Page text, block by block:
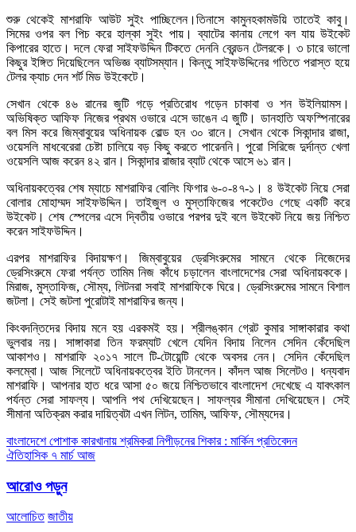
শুরু থেকেই মাশরাফি আউট সুইং পাচ্ছিলেন।তিনাসে কামুনহকামউয়ি তাতেই কাবু।
সিমের ওপর বল পিচ করে হাল্কা সুইং পায়। ব্যাটের কানায় লেগে বল যায় উইকেট
কিপারের হাতে। দলে ফেরা সাইফউদ্দিন টিকতে দেননি ব্রেন্ডন টেলরকে। ৩ চারে ভালো
কিছুর ইঙ্গিত দিয়েছিলেন অভিজ্ঞ ব্যাটসম্যান। কিন্তু সাইফউদ্দিনের গতিতে পরাস্ত হয়ে
টেলর ক্যাচ দেন শর্ট মিড উইকেটে।
সেখান থেকে ৪৬ রানের জুটি গড়ে প্রতিরোধ গড়েন চাকাবা ও শন উইলিয়ামস।
অভিষিক্ত আফিফ নিজের প্রথম ওভারে এসে ভাঙেন এ জুটি। ডানহাতি অফস্পিনারের
বল মিস করে জিম্বাবুয়ের অধিনায়ক বোল্ড হন ৩০ রানে। সেখান থেকে সিকান্দার রাজা,
ওয়েসলি মাধবেরেরা চেষ্টা চালিয়ে বড় কিছু করতে পারেননি। পুরো সিরিজে দুর্দান্ত খেলা
ওয়েসলি আজ করেন ৪২ রান। সিকান্দার রাজার ব্যাট থেকে আসে ৬১ রান।
অধিনায়কত্বের শেষ ম্যাচে মাশরাফির বোলিং ফিগার ৬-০-৪৭-১। ৪ উইকেট নিয়ে সেরা
বোলার মোহাম্মদ সাইফউদ্দিন। তাইজুল ও মুস্তাফিজের পকেটেও গেছে একটি করে
উইকেট। শেষ স্পেলের এসে দ্বিতীয় ওভারে পরপর দুই বলে উইকেট নিয়ে জয় নিশ্চিত
করেন সাইফউদ্দিন।
এরপর মাশরাফির বিদায়ক্ষণ। জিম্বাবুয়ের ড্রেসিংরুমের সামনে থেকে নিজেদের
ড্রেসিংরুমে ফেরা পর্যন্ত তামিম নিজ কাঁধে চড়ালেন বাংলাদেশের সেরা অধিনায়ককে।
মিরাজ, মুস্তাফিজ, সৌম্য, লিটনরা সবাই মাশরাফিকে ঘিরে। ড্রেসিংরুমের সামনে বিশাল
জটলা। সেই জটলা পুরোটাই মাশরাফির জন্য।
কিংবদন্তিদের বিদায় মনে হয় এরকমই হয়। শ্রীলঙ্কান গ্রেট কুমার সাঙ্গাকারার কথা
ভুলবার নয়। সাঙ্গাকারা তিন ফরম্যাট খেলে যেদিন বিদায় নিলেন সেদিন কেঁদেছিল
আকাশও। মাশরাফি ২০১৭ সালে টি-টোয়েন্টি থেকে অবসর নেন। সেদিন কেঁদেছিল
কলম্বো। আজ সিলেটে অধিনায়কত্বের ইতি টানলেন। কাঁদল আজ সিলেটও। ধন্যবাদ
মাশরাফি। আপনার হাত ধরে আসা ৫০ জয়ে নিশ্চিতভাবে বাংলাদেশ দেখেছে এ যাবৎকাল
পর্যন্ত সেরা সাফল্য। আপনি পথ দেখিয়েছেন। সাফল্যর সীমানা দেখিয়েছেন। সেই
সীমানা অতিক্রম করার দায়িত্বটা এখন লিটন, তামিম, আফিফ, সৌম্যদের।
Post
navigation
বাংলাদেশে পোশাক কারখানায় শ্রমিকরা নিপীড়নের শিকার : মার্কিন প্রতিবেদন
ঐতিহাসিক ৭ মার্চ আজ
আরোও পড়ুন
আলোচিত জাতীয়